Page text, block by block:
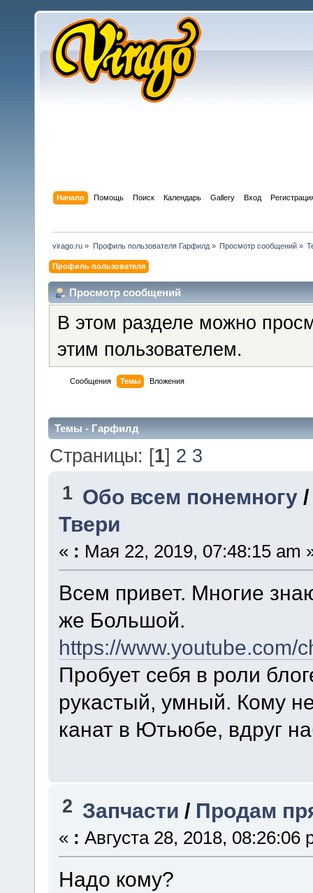
Начало Помощь Поиск Календарь Gallery Вход
virago.ru » Профиль пользователя Гарфилд» Просмотр сообщений»
Профиль пользователя
Просмотр сообщений
В этом разделе можно
этим пользователем.
Сообщения Темы Вложения
Темы - Гарфилд
Страницы: [1] 2 3
1 Обо всем понемногу
Твери
« : Мая 22, 2019, 07:48:15 am
Всем привет. Многие
же Большой.
https://www.youtube.com/
Пробует себя в роли
рукастый, умный. Кому
канат в Ютьюбе, вдруг
2 Запчасти / Продам
« : Августа 28, 2018, 08:26:06
Надо кому?